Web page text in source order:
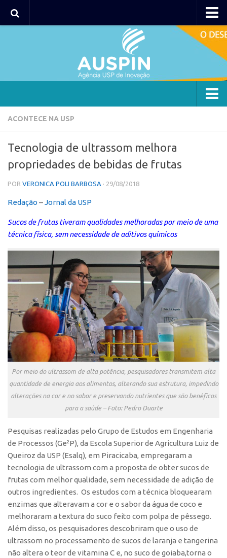
Agência
Coordenação
Polos
Polo Capital
Polo Lorena
Polo Ribeirão Preto
Polo São Carlos
Programas
Bolsa Empreendedorismo
Bolsa Startup USP
PGI-USP
Conexão USP
Conexão Inter-USP
Leis e Normas
Portal do Inventor
Inteligência Competitiva
EMBRAPIIs
CEPIDs
CEPIX
CPEs
INCTs
PRPI/USP
Comunicação
ACONTECE NA USP
Tecnologia de ultrassom melhora
propriedades de bebidas de frutas
POR VERONICA POLI BARBOSA · 29/08/2018
Redação –Jornal da USP
Sucos de frutas tiveram qualidades melhoradas por meio de uma
técnica física, sem necessidade de aditivos químicos
Por meio do ultrassom de alta potência, pesquisadores transmitem alta
quantidade de energia aos alimentos, alterando sua estrutura, impedindo
alterações na cor e no sabor e preservando nutrientes que são benéficos
para a saúde – Foto: Pedro Duarte
Pesquisas realizadas pelo Grupo de Estudos em Engenharia
de Processos (Ge²P), da Escola Superior de Agricultura Luiz de
Queiroz da USP (Esalq), em Piracicaba, empregaram a
tecnologia de ultrassom com a proposta de obter sucos de
frutas com melhor qualidade, sem necessidade de adição de
outros ingredientes. Os estudos com a técnica bloquearam
enzimas que alteravam a cor e o sabor da água de coco e
melhoraram a textura do suco feito com polpa de pêssego.
Além disso, os pesquisadores descobriram que o uso de
ultrassom no processamento de sucos de laranja e tangerina
não altera o teor de vitamina C e, no suco de goiaba,torna o